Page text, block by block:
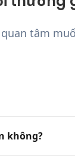
tâm
không?